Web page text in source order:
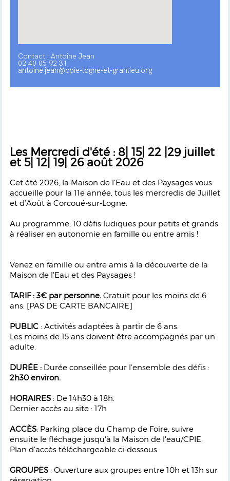
Contact : Antoine Jean
02 40 05 92 31
antoine.jean@cpie-logne-et-granlieu.org
Les Mercredi d'été : 8| 15| 22 |29 juillet
et 5| 12| 19| 26 août 2026
Cet été 2026, la Maison de l’Eau et des Paysages vous
accueille pour la 11e année, tous les mercredis de Juillet
et d’Août à Corcoué-sur-Logne.
Au programme, 10 défis ludiques pour petits et grands
à réaliser en autonomie en famille ou entre amis !
Venez en famille ou entre amis à la découverte de la
Maison de l'Eau et des Paysages !
TARIF : 3€ par personne. Gratuit pour les moins de 6
ans. [PAS DE CARTE BANCAIRE]
PUBLIC: Activités adaptées à partir de 6 ans.
Les moins de 15 ans doivent être accompagnés par un
adulte.
DURÉE : Durée conseillée pour l’ensemble des déﬁs :
2h30 environ.
HORAIRES: De 14h30 à 18h.
Dernier accès au site : 17h
ACCÈS: Parking place du Champ de Foire, suivre
ensuite le ﬂéchage jusqu'à la Maison de l'eau/CPIE.
Plan d'accès téléchargeable ci-dessous.
GROUPES : Ouverture aux groupes entre 10h et 13h sur